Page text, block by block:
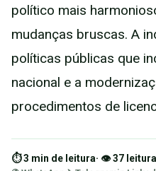
político mais
mudanças bruscas. A
políticas públicas que
nacional e a
procedimentos de
⏱ 3 min de leitura· 👁 37